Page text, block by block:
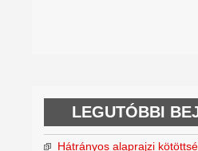
LEGUTÓBBI
Hátrányos alaprajzi